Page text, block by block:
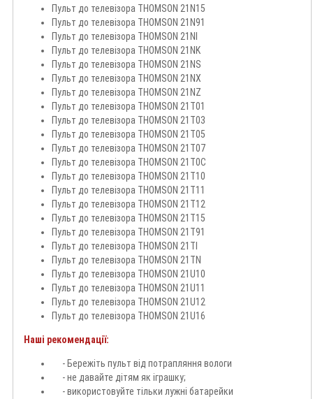
Пульт до телевізора THOMSON 21N15
Пульт до телевізора THOMSON 21N91
Пульт до телевізора THOMSON 21NI
Пульт до телевізора THOMSON 21NK
Пульт до телевізора THOMSON 21NS
Пульт до телевізора THOMSON 21NX
Пульт до телевізора THOMSON 21NZ
Пульт до телевізора THOMSON 21T01
Пульт до телевізора THOMSON 21T03
Пульт до телевізора THOMSON 21T05
Пульт до телевізора THOMSON 21T07
Пульт до телевізора THOMSON 21T0C
Пульт до телевізора THOMSON 21T10
Пульт до телевізора THOMSON 21T11
Пульт до телевізора THOMSON 21T12
Пульт до телевізора THOMSON 21T15
Пульт до телевізора THOMSON 21T91
Пульт до телевізора THOMSON 21TI
Пульт до телевізора THOMSON 21TN
Пульт до телевізора THOMSON 21U10
Пульт до телевізора THOMSON 21U11
Пульт до телевізора THOMSON 21U12
Пульт до телевізора THOMSON 21U16
Наші рекомендації:
- Бережіть пульт від потрапляння вологи
- не давайте дітям як іграшку;
- використовуйте тільки лужні батарейки